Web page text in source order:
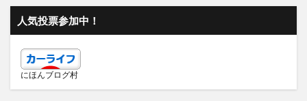
人気投票参加中！
にほんブログ村